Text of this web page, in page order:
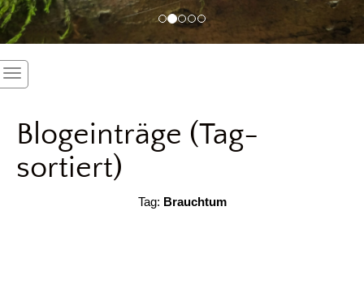
Blogeinträge (Tag-
sortiert)
Tag: Brauchtum